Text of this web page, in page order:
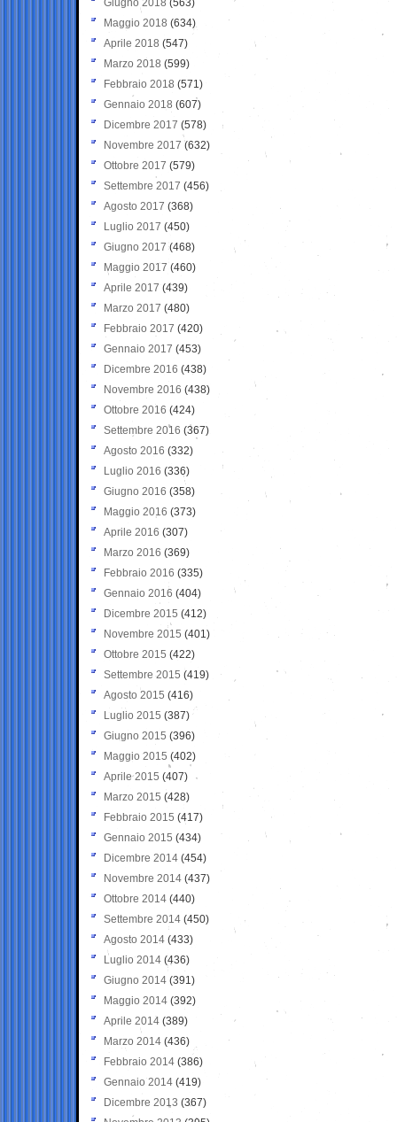
Giugno 2018 (563)
Maggio 2018 (634)
Aprile 2018 (547)
Marzo 2018 (599)
Febbraio 2018 (571)
Gennaio 2018 (607)
Dicembre 2017 (578)
Novembre 2017 (632)
Ottobre 2017 (579)
Settembre 2017 (456)
Agosto 2017 (368)
Luglio 2017 (450)
Giugno 2017 (468)
Maggio 2017 (460)
Aprile 2017 (439)
Marzo 2017 (480)
Febbraio 2017 (420)
Gennaio 2017 (453)
Dicembre 2016 (438)
Novembre 2016 (438)
Ottobre 2016 (424)
Settembre 2016 (367)
Agosto 2016 (332)
Luglio 2016 (336)
Giugno 2016 (358)
Maggio 2016 (373)
Aprile 2016 (307)
Marzo 2016 (369)
Febbraio 2016 (335)
Gennaio 2016 (404)
Dicembre 2015 (412)
Novembre 2015 (401)
Ottobre 2015 (422)
Settembre 2015 (419)
Agosto 2015 (416)
Luglio 2015 (387)
Giugno 2015 (396)
Maggio 2015 (402)
Aprile 2015 (407)
Marzo 2015 (428)
Febbraio 2015 (417)
Gennaio 2015 (434)
Dicembre 2014 (454)
Novembre 2014 (437)
Ottobre 2014 (440)
Settembre 2014 (450)
Agosto 2014 (433)
Luglio 2014 (436)
Giugno 2014 (391)
Maggio 2014 (392)
Aprile 2014 (389)
Marzo 2014 (436)
Febbraio 2014 (386)
Gennaio 2014 (419)
Dicembre 2013 (367)